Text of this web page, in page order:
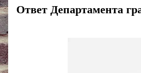
Ответ Департамента